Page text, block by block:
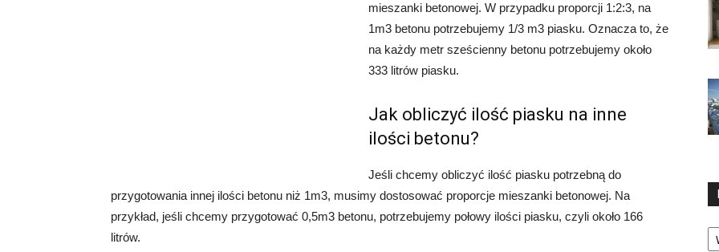
mieszanki betonowej. W przypadku proporcji 1:2:3, na
1m3 betonu potrzebujemy 1/3 m3 piasku. Oznacza to, że
na każdy metr sześcienny betonu potrzebujemy około
333 litrów piasku.
Jak obliczyć ilość piasku na inne
ilości betonu?
Jeśli chcemy obliczyć ilość piasku potrzebną do
przygotowania innej ilości betonu niż 1m3, musimy dostosować proporcje mieszanki betonowej. Na
przykład, jeśli chcemy przygotować 0,5m3 betonu, potrzebujemy połowy ilości piasku, czyli około 166
litrów.